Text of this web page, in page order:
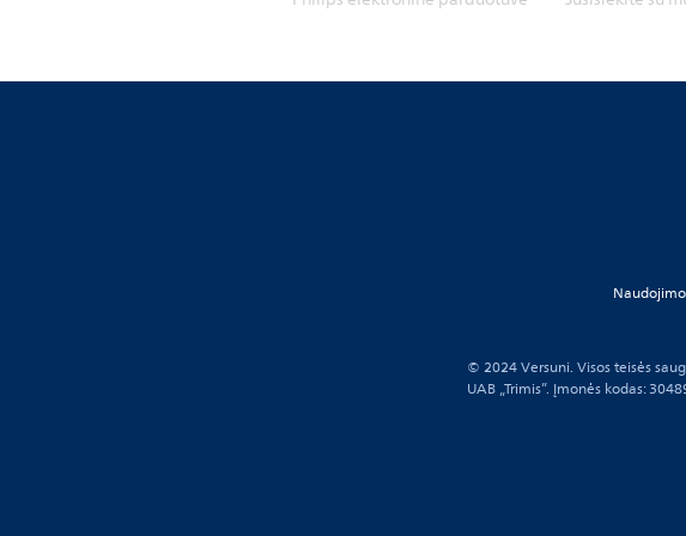
© 2024 Versuni. Visos teisės
UAB „Trimis”. Įmonės kodas: